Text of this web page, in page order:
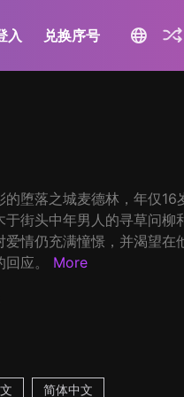
入 兑换序号
堕落之城麦德林，年仅16
于街头中年男人的寻草问柳
爱情仍充满憧憬，并渴望在
应。
More
简体中文